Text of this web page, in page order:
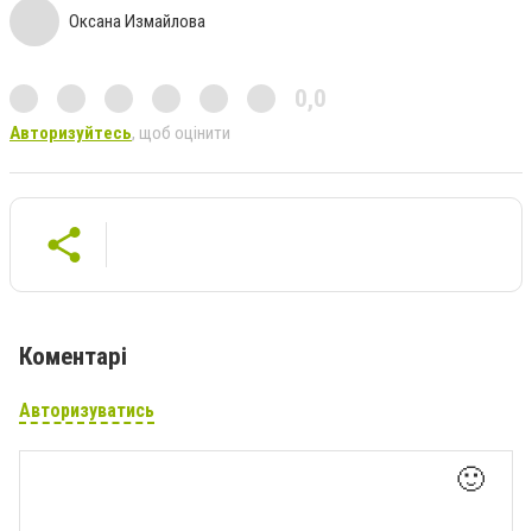
Оксана Измайлова
0,0
Авторизуйтесь, щоб оцінити
Коментарі
Авторизуватись
🙂